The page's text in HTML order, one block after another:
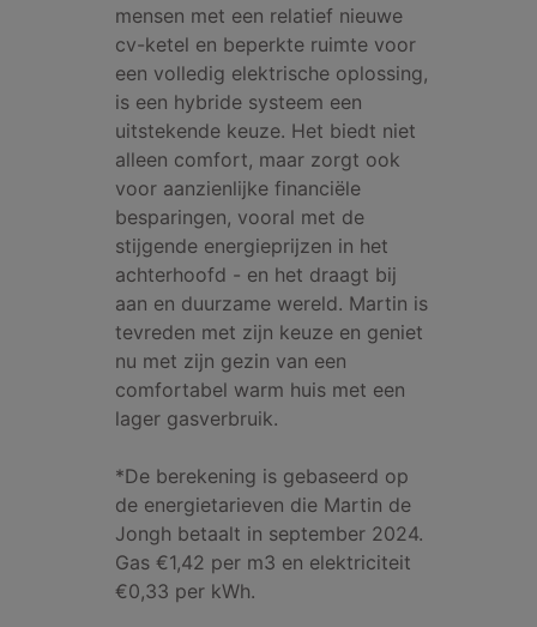
mensen met een relatief nieuwe
cv-ketel en beperkte ruimte voor
een volledig elektrische oplossing,
is een hybride systeem een
uitstekende keuze. Het biedt niet
alleen comfort, maar zorgt ook
voor aanzienlijke financiële
besparingen, vooral met de
stijgende energieprijzen in het
achterhoofd - en het draagt bij
aan en duurzame wereld. Martin is
tevreden met zijn keuze en geniet
nu met zijn gezin van een
comfortabel warm huis met een
lager gasverbruik.
*De berekening is gebaseerd op
de energietarieven die Martin de
Jongh betaalt in september 2024.
Gas €1,42 per m3 en elektriciteit
€0,33 per kWh.